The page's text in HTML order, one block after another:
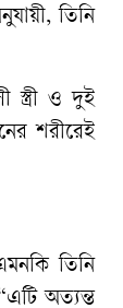
, তিনি
স্ত্রী ও দুই
শরীরেই
তিনি
এটি অত্যন্ত